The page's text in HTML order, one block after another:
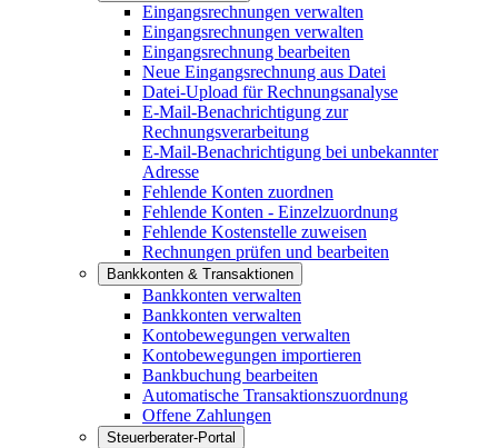
Eingangsrechnungen verwalten
Eingangsrechnungen verwalten
Eingangsrechnung bearbeiten
Neue Eingangsrechnung aus Datei
Datei-Upload für Rechnungsanalyse
E-Mail-Benachrichtigung zur
Rechnungsverarbeitung
E-Mail-Benachrichtigung bei unbekannter
Adresse
Fehlende Konten zuordnen
Fehlende Konten - Einzelzuordnung
Fehlende Kostenstelle zuweisen
Rechnungen prüfen und bearbeiten
Bankkonten & Transaktionen
Bankkonten verwalten
Bankkonten verwalten
Kontobewegungen verwalten
Kontobewegungen importieren
Bankbuchung bearbeiten
Automatische Transaktionszuordnung
Offene Zahlungen
Steuerberater-Portal